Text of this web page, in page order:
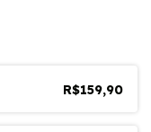
R$159,90